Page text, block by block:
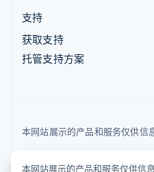
支持
获取支持
托管支持方案
本网站展示的产品和服务仅供信
© 2026 Stripe, LLC
本网站展示的产品和服务仅供信